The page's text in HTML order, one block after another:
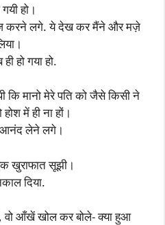
हो।
करने लगे. ये देख कर मैंने और मज़े
हो गया हो.
कि मानो मेरे पति को जैसे किसी ने
में ही ना हों।
आनंद लेने लगे।
खुराफात सूझी।
दिया.
वो आँखें खोल कर बोले- क्या हुआ